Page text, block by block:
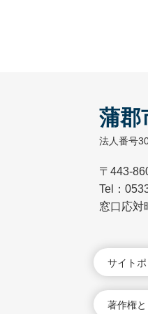
蒲郡
法人番号
〒443-
Tel：
窓口応対
サイト
著作権